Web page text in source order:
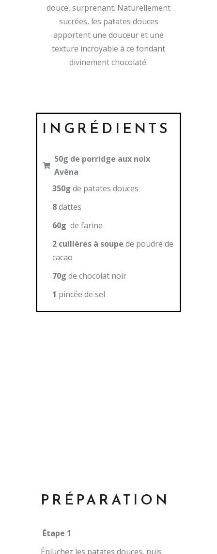
douce, surprenant. Naturellement
sucrées, les patates douces
apportent une douceur et une
texture incroyable à ce fondant
divinement chocolaté.
INGRÉDIENTS
50g de porridge aux noix
Avêna
350g de patates douces
8dattes
60g de farine
2 cuillères à soupe de poudre de
cacao
70g de chocolat noir
1 pincée de sel
PRÉPARATION
Étape 1
Épluchez les patates douces, puis